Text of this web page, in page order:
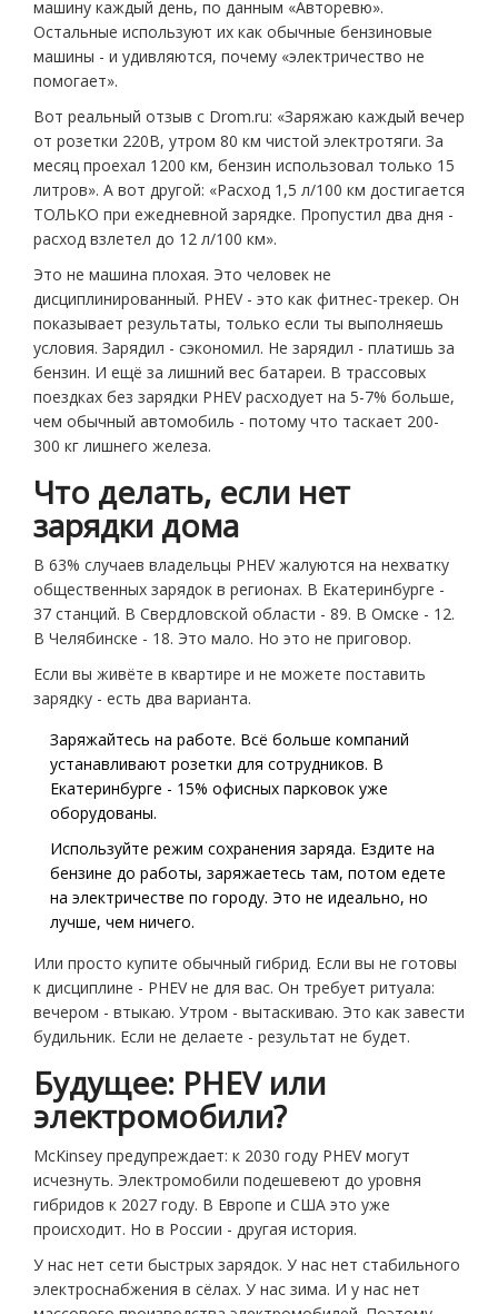
машину каждый день, по данным «Авторевю».
Остальные используют их как обычные бензиновые
машины - и удивляются, почему «электричество не
помогает».
Вот реальный отзыв с Drom.ru: «Заряжаю каждый вечер
от розетки 220В, утром 80 км чистой электротяги. За
месяц проехал 1200 км, бензин использовал только 15
литров». А вот другой: «Расход 1,5 л/100 км достигается
ТОЛЬКО при ежедневной зарядке. Пропустил два дня -
расход взлетел до 12 л/100 км».
Это не машина плохая. Это человек не
дисциплинированный. PHEV - это как фитнес-трекер. Он
показывает результаты, только если ты выполняешь
условия. Зарядил - сэкономил. Не зарядил - платишь за
бензин. И ещё за лишний вес батареи. В трассовых
поездках без зарядки PHEV расходует на 5-7% больше,
чем обычный автомобиль - потому что таскает 200-
300 кг лишнего железа.
Что делать, если нет
зарядки дома
В 63% случаев владельцы PHEV жалуются на нехватку
общественных зарядок в регионах. В Екатеринбурге -
37 станций. В Свердловской области - 89. В Омске - 12.
В Челябинске - 18. Это мало. Но это не приговор.
Если вы живёте в квартире и не можете поставить
зарядку - есть два варианта.
Заряжайтесь на работе. Всё больше компаний
устанавливают розетки для сотрудников. В
Екатеринбурге - 15% офисных парковок уже
оборудованы.
Используйте режим сохранения заряда. Ездите на
бензине до работы, заряжаетесь там, потом едете
на электричестве по городу. Это не идеально, но
лучше, чем ничего.
Или просто купите обычный гибрид. Если вы не готовы
к дисциплине - PHEV не для вас. Он требует ритуала:
вечером - втыкаю. Утром - вытаскиваю. Это как завести
будильник. Если не делаете - результат не будет.
Будущее: PHEV или
электромобили?
McKinsey предупреждает: к 2030 году PHEV могут
исчезнуть. Электромобили подешевеют до уровня
гибридов к 2027 году. В Европе и США это уже
происходит. Но в России - другая история.
У нас нет сети быстрых зарядок. У нас нет стабильного
электроснабжения в сёлах. У нас зима. И у нас нет